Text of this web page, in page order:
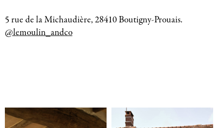
5 rue de la Michaudière, 28410 Boutigny-Prouais.
@lemoulin_andco